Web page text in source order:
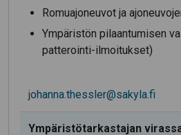
Romuajoneuvot ja
Ympäristön pilaantumisen
patterointi-ilmoitukset)
johanna.thessler@sakyla.fi
Ympäristötarkastajan